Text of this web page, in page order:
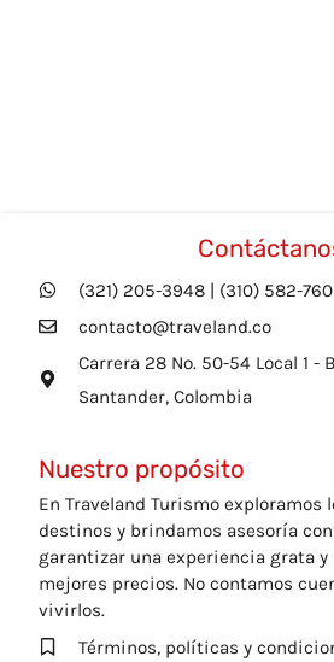
(321) 205-3948 | (310) 582-
contacto@traveland.co
Carrera 28 No. 50-54 Local 1 -
Santander, Colombia
Nuestro propósito
En Traveland Turismo exploramos
destinos y brindamos asesoría
garantizar una experiencia grata y
mejores precios. No contamos
vivirlos.
Términos, políticas y